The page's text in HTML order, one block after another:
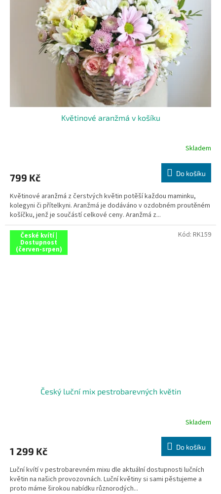
Květinové aranžmá v košíku
Skladem
799 Kč Do košíku
Květinové aranžmá z čerstvých květin potěší každou maminku,
kolegyni či přítelkyni. Aranžmá je dodáváno v ozdobném proutěném
košíčku, jenž je součástí celkové ceny. Aranžmá z...
České kvítí |
Dostupnost
(červen-srpen)
Český luční mix pestrobarevných květin
Skladem
1 299 Kč Do košíku
Luční kvítí v pestrobarevném mixu dle aktuální dostupnosti lučních
květin na našich provozovnách. Luční květiny si sami pěstujeme a
proto máme širokou nabídku různorodých...
Kód: RK159